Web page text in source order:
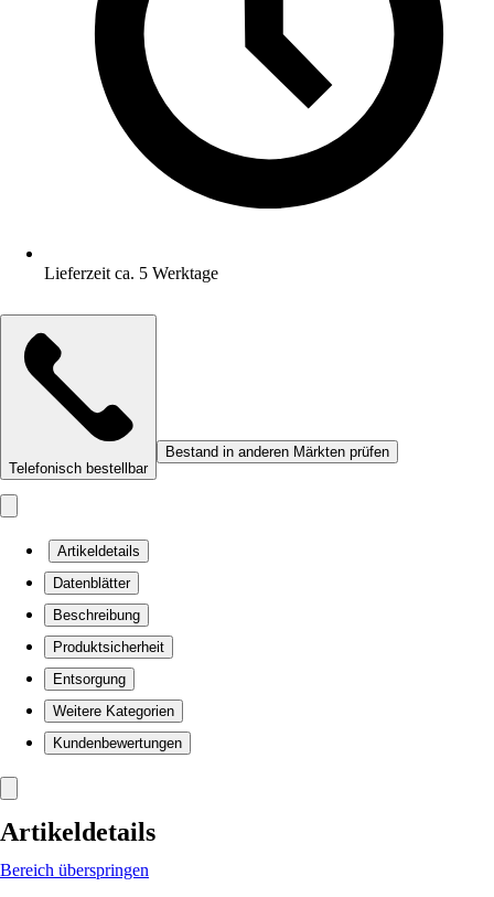
Lieferzeit ca. 5 Werktage
Telefonisch bestellbar
Bestand in anderen Märkten prüfen
Artikeldetails
Datenblätter
Beschreibung
Produktsicherheit
Entsorgung
Weitere Kategorien
Kundenbewertungen
Artikeldetails
Bereich überspringen